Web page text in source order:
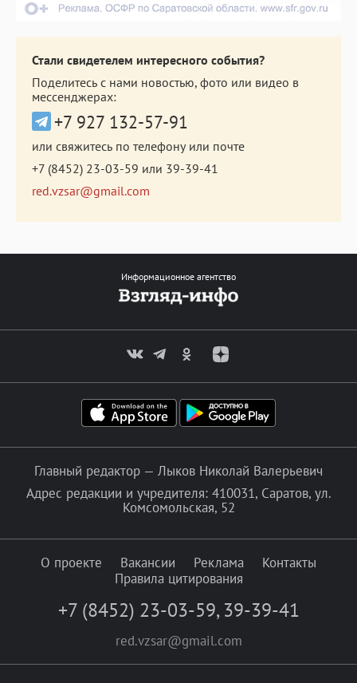
Стали свидетелем интересного события?
Поделитесь с нами новостью, фото или видео в
мессенджерах:
+7 927 132-57-91
или свяжитесь по телефону или почте
+7 (8452) 23-03-59 или 39-39-41
red.vzsar@gmail.com
Информационное агентство
Главный редактор — Лыков Николай Валерьевич
Адрес редакции и учредителя: 410031, Саратов, ул.
Комсомольская, 52
О проекте Вакансии Реклама
Контакты
Правила цитирования
+7 (8452) 23-03-59, 39-39-41
red.vzsar@gmail.com